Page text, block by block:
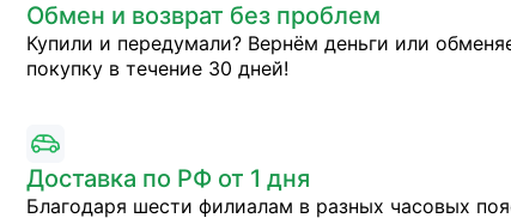
Обмен и возврат без проблем
Купили и передумали? Вернём деньги или
покупку в течение 30 дней!
Доставка по РФ от 1 дня
Благодаря шести филиалам в разных часовых